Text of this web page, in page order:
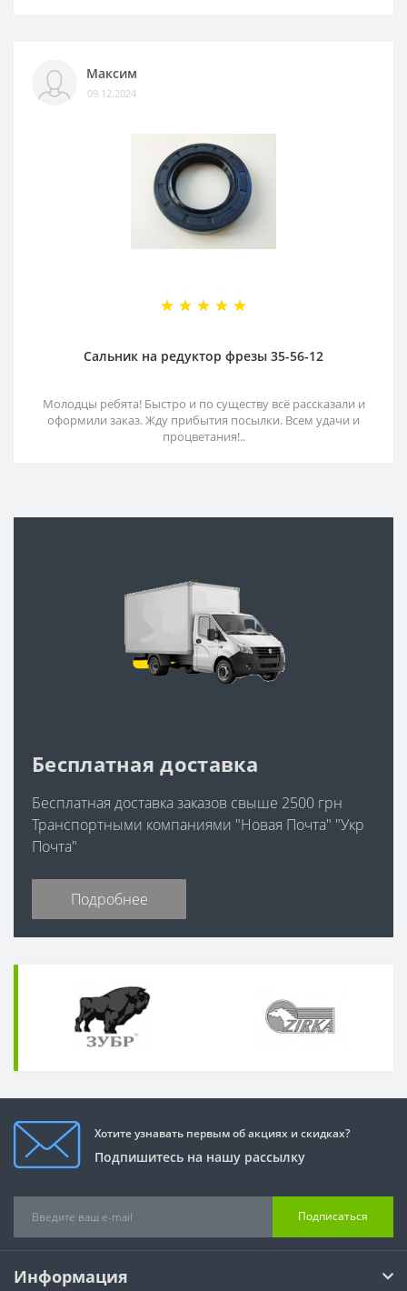
Максим
09.12.2024
Сальник на редуктор фрезы 35-56-12
Молодцы ребята! Быстро и по существу всё рассказали и
оформили заказ. Жду прибытия посылки. Всем удачи и
процветания!..
Бесплатная доставка
Бесплатная доставка заказов свыше 2500 грн
Транспортными компаниями "Новая Почта" "Укр
Почта"
Подробнее
Хотите узнавать первым об акциях и скидках?
Подпишитесь на нашу рассылку
Подписаться
Информация